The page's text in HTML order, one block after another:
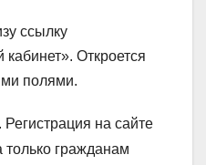
ссылку
Откроется
полями.
Регистрация на сайте
только гражданам